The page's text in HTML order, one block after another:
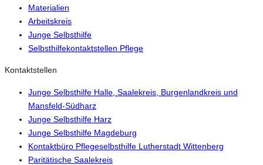
Materialien
Arbeitskreis
Junge Selbsthilfe
Selbsthilfekontaktstellen Pflege
Kontaktstellen
Junge Selbsthilfe Halle, Saalekreis, Burgenlandkreis und
Mansfeld-Südharz
Junge Selbsthilfe Harz
Junge Selbsthilfe Magdeburg
Kontaktbüro Pflegeselbsthilfe Lutherstadt Wittenberg
Paritätische Saalekreis